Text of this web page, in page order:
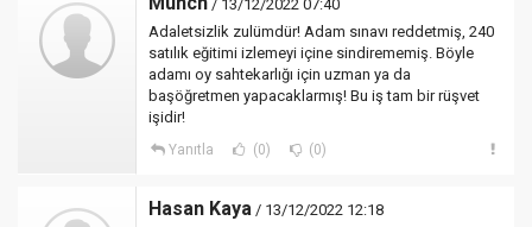
/ 13/12/2022 07:40
Adaletsizlik zulümdür! Adam sınavı reddetmiş, 240
satılık eğitimi izlemeyi içine sindirememiş. Böyle
adamı oy sahtekarlığı için uzman ya da
başöğretmen yapacaklarmış! Bu iş tam bir rüşvet
işidir!
Yanıtla (0) (0)
Hasan Kaya / 13/12/2022 12:18